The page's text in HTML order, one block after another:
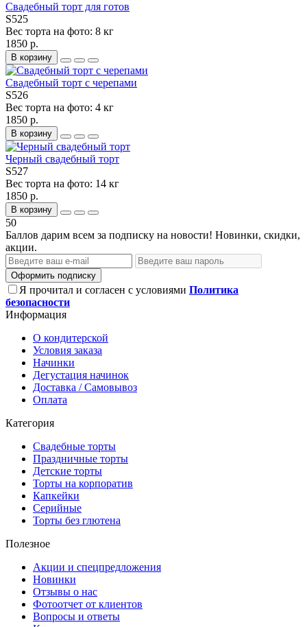
Свадебный торт для готов
S525
Вес торта на фото: 8 кг
1850 р.
В корзину
Свадебный торт с черепами
S526
Вес торта на фото: 4 кг
1850 р.
В корзину
Черный свадебный торт
S527
Вес торта на фото: 14 кг
1850 р.
В корзину
50
Баллов дарим всем за подписку на новости! Новинки, скидки,
акции.
Оформить подписку
Я прочитал и согласен с условиями Политика
безопасности
Информация
О кондитерской
Условия заказа
Начинки
Дегустация начинок
Доставка / Самовывоз
Оплата
Категория
Свадебные торты
Праздничные торты
Детские торты
Торты на корпоратив
Капкейки
Серийные
Торты без глютена
Полезное
Акции и спецпредложения
Новинки
Отзывы о нас
Фотоотчет от клиентов
Вопросы и ответы